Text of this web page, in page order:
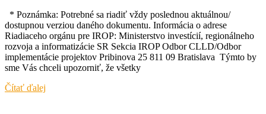
* Poznámka: Potrebné sa riadiť vždy poslednou aktuálnou/
dostupnou verziou daného dokumentu. Informácia o adrese
Riadiaceho orgánu pre IROP: Ministerstvo investícií, regionálneho
rozvoja a informatizácie SR Sekcia IROP Odbor CLLD/Odbor
implementácie projektov Pribinova 25 811 09 Bratislava Týmto by
sme Vás chceli upozorniť, že všetky
Čítať ďalej